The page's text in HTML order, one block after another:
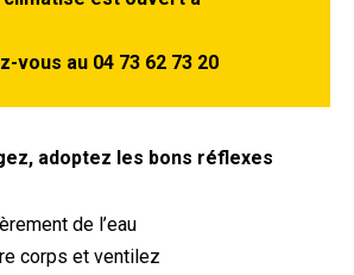
vous au 04 73 62 73 20
adoptez les bons réflexes
de l’eau
corps et ventilez